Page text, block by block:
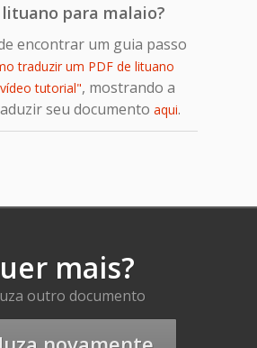
lituano para malaio?
encontrar um guia passo
traduzir um PDF de lituano
tutorial", mostrando a
seu documento aqui.
mais?
outro documento